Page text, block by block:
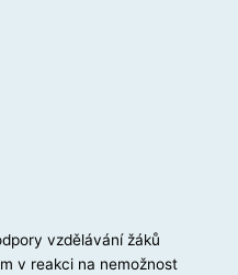
vzdělávání žáků
v reakci na nemožnost